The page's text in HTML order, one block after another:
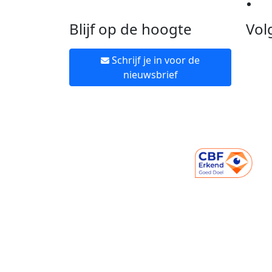
Blijf op de hoogte
Schrijf je in voor de
nieuwsbrief